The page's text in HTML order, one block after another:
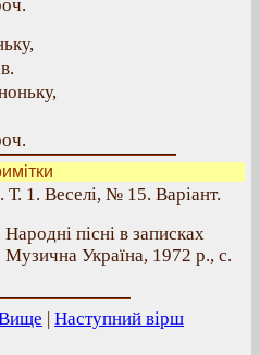
1. Веселі, № 15. Варіант.
Народні пісні в записках
Україна, 1972 р., с.
| Наступний вірш